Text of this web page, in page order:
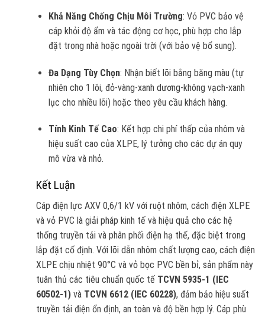
Khả Năng Chống Chịu Môi Trường: Vỏ PVC bảo vệ
cáp khỏi độ ẩm và tác động cơ học, phù hợp cho lắp
đặt trong nhà hoặc ngoài trời (với bảo vệ bổ sung).
Đa Dạng Tùy Chọn: Nhận biết lõi bằng băng màu (tự
nhiên cho 1 lõi, đỏ-vàng-xanh dương-không vạch-xanh
lục cho nhiều lõi) hoặc theo yêu cầu khách hàng.
Tính Kinh Tế Cao: Kết hợp chi phí thấp của nhôm và
hiệu suất cao của XLPE, lý tưởng cho các dự án quy
mô vừa và nhỏ.
Kết Luận
Cáp điện lực AXV 0,6/1 kV với ruột nhôm, cách điện XLPE
và vỏ PVC là giải pháp kinh tế và hiệu quả cho các hệ
thống truyền tải và phân phối điện hạ thế, đặc biệt trong
lắp đặt cố định. Với lõi dẫn nhôm chất lượng cao, cách điện
XLPE chịu nhiệt 90°C và vỏ bọc PVC bền bỉ, sản phẩm này
tuân thủ các tiêu chuẩn quốc tế TCVN 5935-1 (IEC
60502-1)và TCVN 6612 (IEC 60228), đảm bảo hiệu suất
truyền tải điện ổn định, an toàn và độ bền hợp lý. Cáp phù